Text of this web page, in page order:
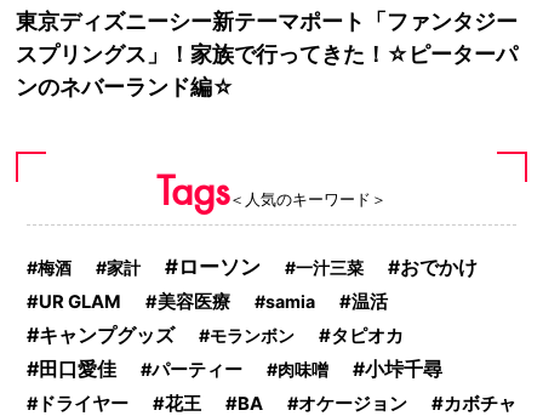
東京ディズニーシー新テーマポート「ファンタジー
スプリングス」！家族で行ってきた！☆ピーターパ
ンのネバーランド編☆
Tags＜人気のキーワード＞
梅酒 家計 ローソン 一汁三菜 おでかけ
UR GLAM 美容医療 samia 温活
キャンプグッズ モランボン タピオカ
田口愛佳 パーティー 肉味噌 小垰千尋
ドライヤー 花王 BA オケージョン カボチャ